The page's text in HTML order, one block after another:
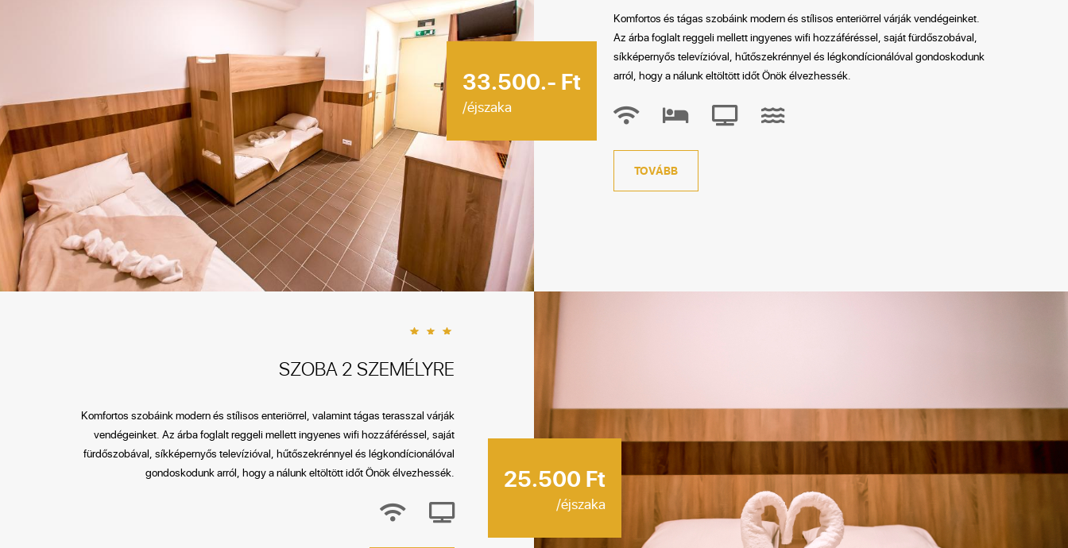
33.500.- Ft
/éjszaka
Komfortos és tágas szobáink modern és stílisos enteriörrel várják vendégeinket.
Az árba foglalt reggeli mellett ingyenes wifi hozzáféréssel, saját fürdőszobával,
síkképernyős televízióval, hűtőszekrénnyel és légkondícionálóval gondoskodunk
arról, hogy a nálunk eltöltött időt Önök élvezhessék.
TOVÁBB
25.500 Ft
/éjszaka
SZOBA 2 SZEMÉLYRE
Komfortos szobáink modern és stílisos enteriörrel, valamint tágas terasszal várják
vendégeinket. Az árba foglalt reggeli mellett ingyenes wifi hozzáféréssel, saját
fürdőszobával, síkképernyős televízióval, hűtőszekrénnyel és légkondícionálóval
gondoskodunk arról, hogy a nálunk eltöltött időt Önök élvezhessék.